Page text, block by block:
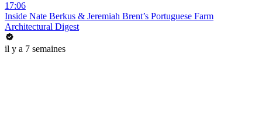
17:06
Inside Nate Berkus & Jeremiah Brent’s Portuguese Farm
Architectural Digest
il y a 7 semaines